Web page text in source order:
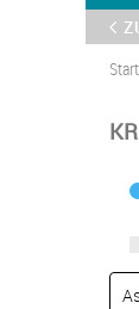
Start